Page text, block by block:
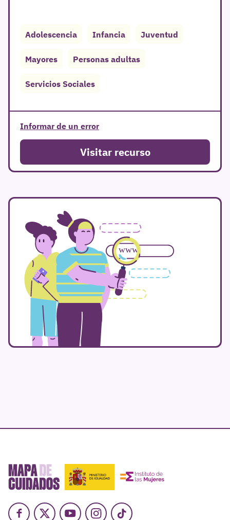
Adolescencia Infancia Juventud
Mayores Personas adultas
Servicios Sociales
Informar de un error
Visitar recurso